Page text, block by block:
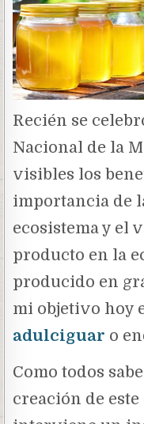
Recién se
Nacional de la
visibles los
importancia de
ecosistema y el
producto en la
producido en
mi objetivo hoy
adulciguar o
Como todos
creación de